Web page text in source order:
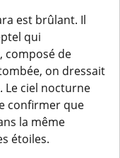
est brûlant. Il
qui
composé de
on dressait
Le ciel nocturne
confirmer que
la même
étoiles.